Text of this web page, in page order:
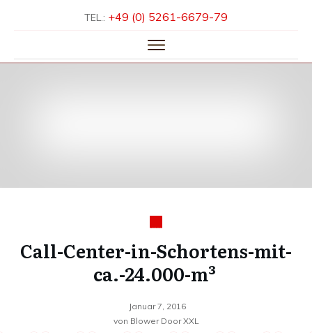
TEL.: +49 (0) 5261-­6679-­79
HOMEÜBER UNS LEISTUNGEN KNOW-HOW
REFERENZEN
Call-Center-in-Schortens-mit-
ca.-24.000-m³
Januar 7, 2016
von Blower Door XXL